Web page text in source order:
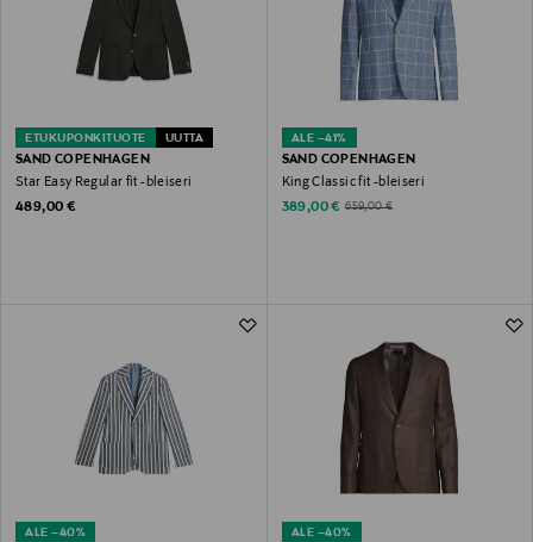
ETUKUPONKITUOTE UUTTA
SAND COPENHAGEN
Star Easy Regular fit -bleiseri
Original Price
489,00 €
ALE –41%
SAND COPENHAGEN
King Classic fit -bleiseri
Discounted Price
389,00 € Original Price
659,00 €
ALE –40% ALE –40%